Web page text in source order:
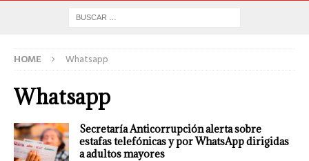
HOME Whatsapp
Whatsapp
Secretaría Anticorrupción alerta sobre
estafas telefónicas y por WhatsApp dirigidas
a adultos mayores